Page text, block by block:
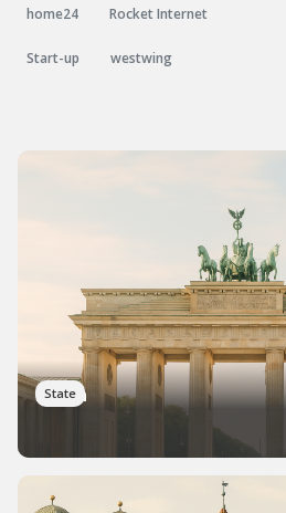
home24 Rocket Internet
Start-up westwing
State
Berlin